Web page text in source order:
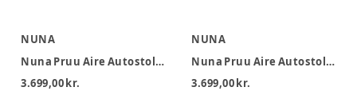
NUNA
Nuna Pruu Aire Autostol - Ceder
3.699,00 kr.
NUNA
Nuna Pruu Aire Autostol - Caviar
3.699,00 kr.